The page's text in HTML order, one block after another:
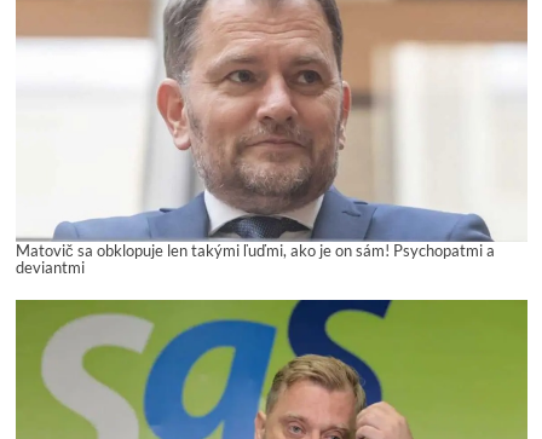
Matovič sa obklopuje len takými ľuďmi, ako je on sám! Psychopatmi a
deviantmi